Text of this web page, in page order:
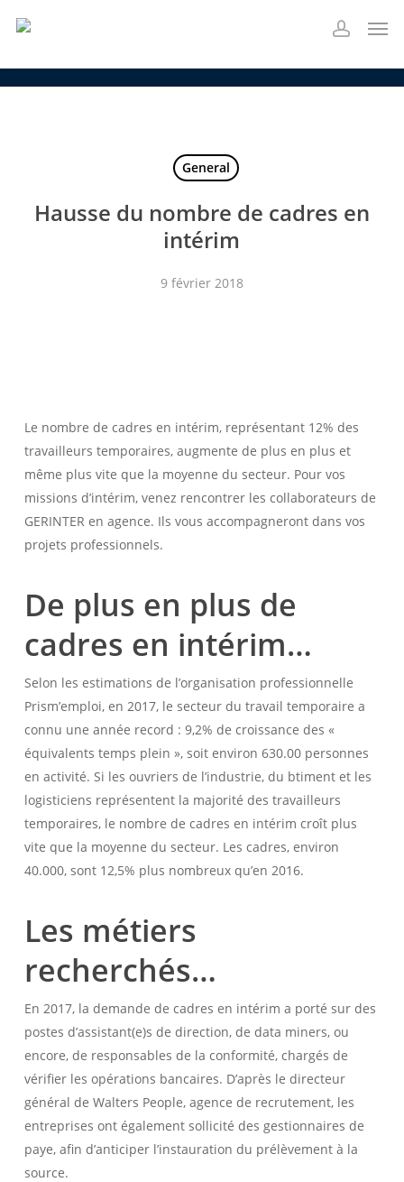
account
General
Hausse du nombre de cadres en
intérim
9 février 2018
Le nombre de cadres en intérim, représentant 12% des
travailleurs temporaires, augmente de plus en plus et
même plus vite que la moyenne du secteur. Pour vos
missions d’intérim, venez rencontrer les collaborateurs de
GERINTER en agence. Ils vous accompagneront dans vos
projets professionnels.
De plus en plus de
cadres en intérim…
Selon les estimations de l’organisation professionnelle
Prism’emploi, en 2017, le secteur du travail temporaire a
connu une année record : 9,2% de croissance des «
équivalents temps plein », soit environ 630.00 personnes
en activité. Si les ouvriers de l’industrie, du btiment et les
logisticiens représentent la majorité des travailleurs
temporaires, le nombre de cadres en intérim croît plus
vite que la moyenne du secteur. Les cadres, environ
40.000, sont 12,5% plus nombreux qu’en 2016.
Les métiers
recherchés…
En 2017, la demande de cadres en intérim a porté sur des
postes d’assistant(e)s de direction, de data miners, ou
encore, de responsables de la conformité, chargés de
vérifier les opérations bancaires. D’après le directeur
général de Walters People, agence de recrutement, les
entreprises ont également sollicité des gestionnaires de
paye, afin d’anticiper l’instauration du prélèvement à la
source.